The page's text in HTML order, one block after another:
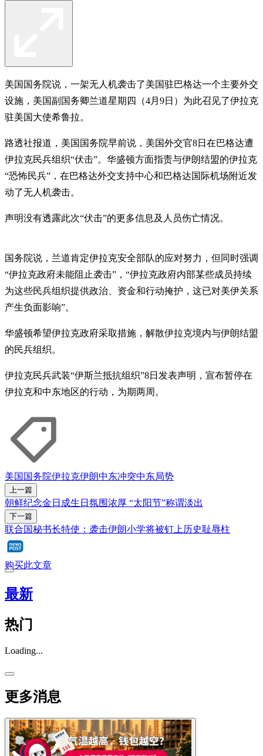
美国国务院说，一架无人机袭击了美国驻巴格达一个主要外交
设施，美国副国务卿兰道星期四（4月9日）为此召见了伊拉克
驻美国大使希鲁拉。
路透社报道，美国国务院早前说，美国外交官8日在巴格达遭
伊拉克民兵组织“伏击”。华盛顿方面指责与伊朗结盟的伊拉克
“恐怖民兵”，在巴格达外交支持中心和巴格达国际机场附近发
动了无人机袭击。
声明没有透露此次“伏击”的更多信息及人员伤亡情况。
国务院说，兰道肯定伊拉克安全部队的应对努力，但同时强调
“伊拉克政府未能阻止袭击”，“伊拉克政府内部某些成员持续
为这些民兵组织提供政治、资金和行动掩护，这已对美伊关系
产生负面影响”。
华盛顿希望伊拉克政府采取措施，解散伊拉克境内与伊朗结盟
的民兵组织。
伊拉克民兵武装“伊斯兰抵抗组织”8日发表声明，宣布暂停在
伊拉克和中东地区的行动，为期两周。
美国国务院伊拉克伊朗中东冲突中东局势
上一篇
朝鲜纪念金日成生日氛围浓厚 “太阳节”称谓淡出
下一篇
联合国秘书长特使：袭击伊朗小学将被钉上历史耻辱柱
购买此文章
最新
热门
Loading...
更多消息